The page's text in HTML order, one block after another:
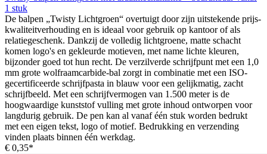
1 stuk
De balpen „Twisty Lichtgroen“ overtuigt door zijn uitstekende prijs-
kwaliteitverhouding en is ideaal voor gebruik op kantoor of als
relatiegeschenk. Dankzij de volledig lichtgroene, matte schacht
komen logo's en gekleurde motieven, met name lichte kleuren,
bijzonder goed tot hun recht. De verzilverde schrijfpunt met een 1,0
mm grote wolfraamcarbide-bal zorgt in combinatie met een ISO-
gecertificeerde schrijfpasta in blauw voor een gelijkmatig, zacht
schrijfbeeld. Met een schrijfvermogen van 1.500 meter is de
hoogwaardige kunststof vulling met grote inhoud ontworpen voor
langdurig gebruik. De pen kan al vanaf één stuk worden bedrukt
met een eigen tekst, logo of motief. Bedrukking en verzending
vinden plaats binnen één werkdag.
€ 0,35*